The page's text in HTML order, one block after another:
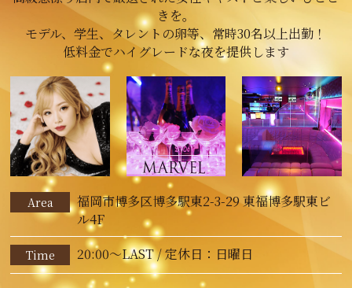
きを。
モデル、学生、タレントの卵等、常時30名以上出勤！
低料金でハイグレードな夜を提供します
Area
福岡市博多区博多駅東2-3-29 東福博多駅東ビ
ル4F
Time 20:00～LAST / 定休日：日曜日